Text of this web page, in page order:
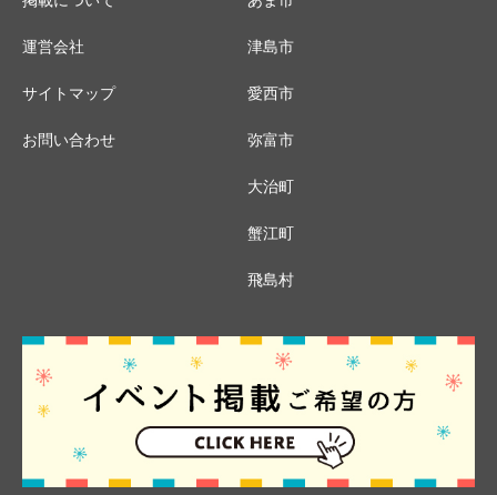
運営会社
サイトマップ
お問い合わせ
津島市
愛西市
弥富市
大治町
蟹江町
飛島村